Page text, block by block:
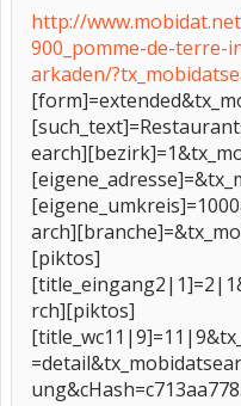
http://
900_pomme-de-terre-
arkaden/
[piktos]
rch][piktos]